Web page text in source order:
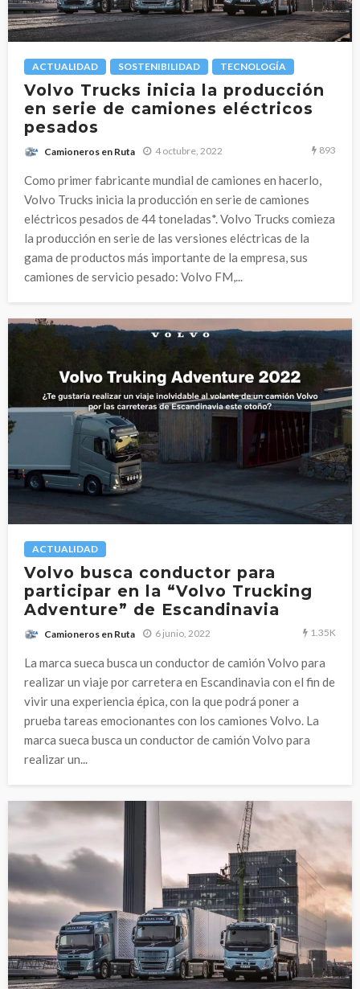
ACTUALIDAD SOSTENIBILIDAD TECNOLOGÍA
Volvo Trucks inicia la producción
en serie de camiones eléctricos
pesados
Camioneros en Ruta 4 octubre, 2022 893
Como primer fabricante mundial de camiones en hacerlo,
Volvo Trucks inicia la producción en serie de camiones
eléctricos pesados de 44 toneladas*. Volvo Trucks comieza
la producción en serie de las versiones eléctricas de la
gama de productos más importante de la empresa, sus
camiones de servicio pesado: Volvo FM,...
ACTUALIDAD
Volvo busca conductor para
participar en la “Volvo Trucking
Adventure” de Escandinavia
Camioneros en Ruta 6 junio, 2022 1.35K
La marca sueca busca un conductor de camión Volvo para
realizar un viaje por carretera en Escandinavia con el fin de
vivir una experiencia épica, con la que podrá poner a
prueba tareas emocionantes con los camiones Volvo. La
marca sueca busca un conductor de camión Volvo para
realizar un...